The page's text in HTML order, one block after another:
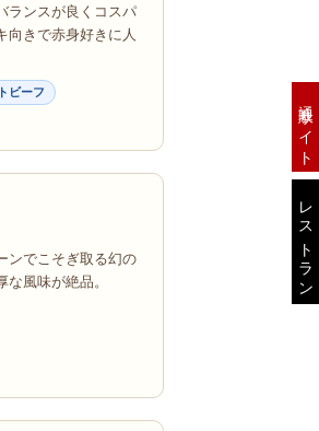
ランスが良くコスパ
きで赤身好きに人
ビーフ
ンでこそぎ取る幻の
風味が絶品。
通販サイト
レストラン